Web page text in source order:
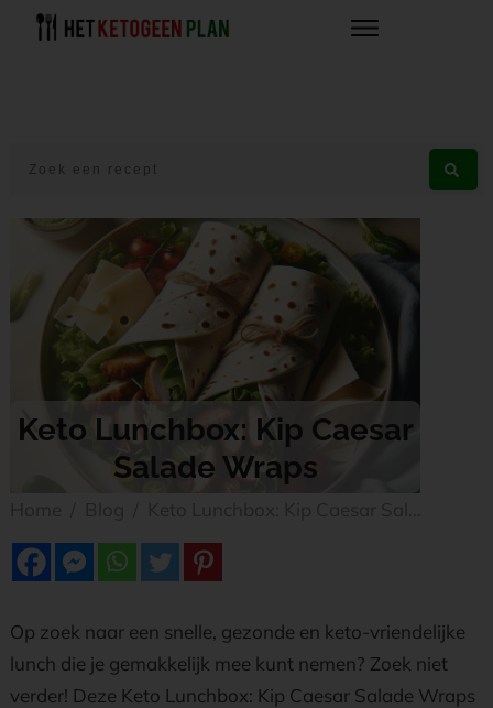
Keto Lunchbox: Kip Caesar
Salade Wraps
Op zoek naar een snelle, gezonde en keto-vriendelijke
lunch die je gemakkelijk mee kunt nemen? Zoek niet
verder! Deze Keto Lunchbox: Kip Caesar Salade Wraps